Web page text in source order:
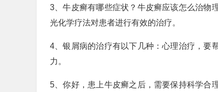
3、牛皮癣有哪些症状？牛皮癣应该怎么治物
光化学疗法对患者进行有效的治疗。
4、银屑病的治疗有以下几种：心理治疗，要
力。
5、你好，患上牛皮癣之后，需要保持科学合